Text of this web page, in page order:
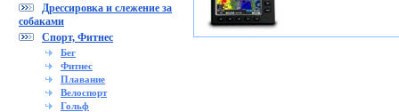
Дрессировка и слежение за
собаками
Спорт, Фитнес
Бег
Фитнес
Плавание
Велоспорт
Гольф